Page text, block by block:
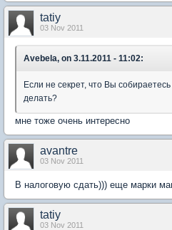
tatiy
03 Nov 2011
Avebela, on 3.11.2011 - 11:02:
Если не секрет, что Вы
делать?
мне тоже очень интересно
avantre
03 Nov 2011
В налоговую сдать))) еще марки
tatiy
03 Nov 2011